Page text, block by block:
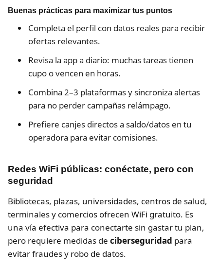
Buenas prácticas para maximizar tus puntos
Completa el perfil con datos reales para recibir
ofertas relevantes.
Revisa la app a diario: muchas tareas tienen
cupo o vencen en horas.
Combina 2–3 plataformas y sincroniza alertas
para no perder campañas relámpago.
Prefiere canjes directos a saldo/datos en tu
operadora para evitar comisiones.
Redes WiFi públicas: conéctate, pero con
seguridad
Bibliotecas, plazas, universidades, centros de salud,
terminales y comercios ofrecen WiFi gratuito. Es
una vía efectiva para conectarte sin gastar tu plan,
pero requiere medidas de ciberseguridad para
evitar fraudes y robo de datos.